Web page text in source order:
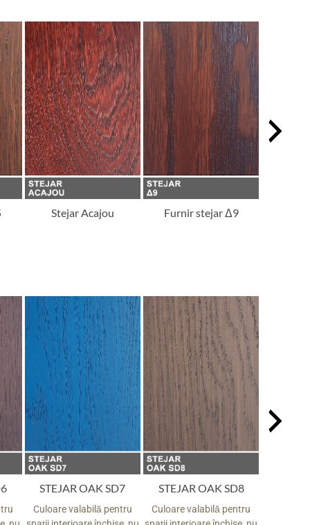
Stejar Acajou Furnir stejar Δ9
STEJAR OAK SD7
Culoare valabilă pentru
STEJAR OAK SD8
Culoare valabilă pentru